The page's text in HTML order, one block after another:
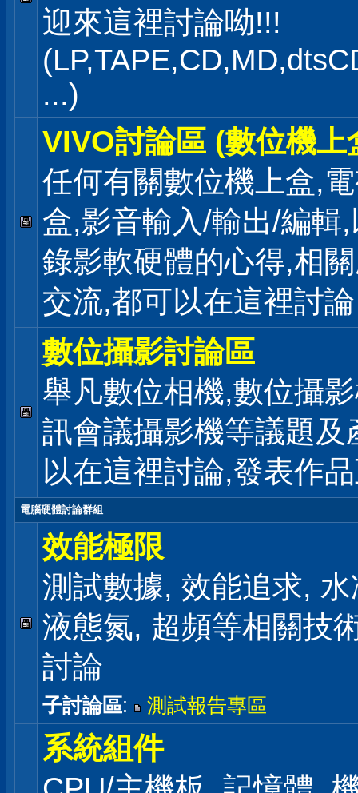
迎來這裡討論呦!!!
...)
VIVO討論區 (數位機上
任何有關數位機上盒,
盒,影音輸入/輸出/編輯
錄影軟硬體的心得,相
交流,都可以在這裡討論
數位攝影討論區
舉凡數位相機,數位攝
訊會議攝影機等議題及
以在這裡討論,發表作
電腦硬體討論群組
效能極限
測試數據, 效能追求,
液態氮, 超頻等相關技
討論
子討論區: 測試報告專區
系統組件